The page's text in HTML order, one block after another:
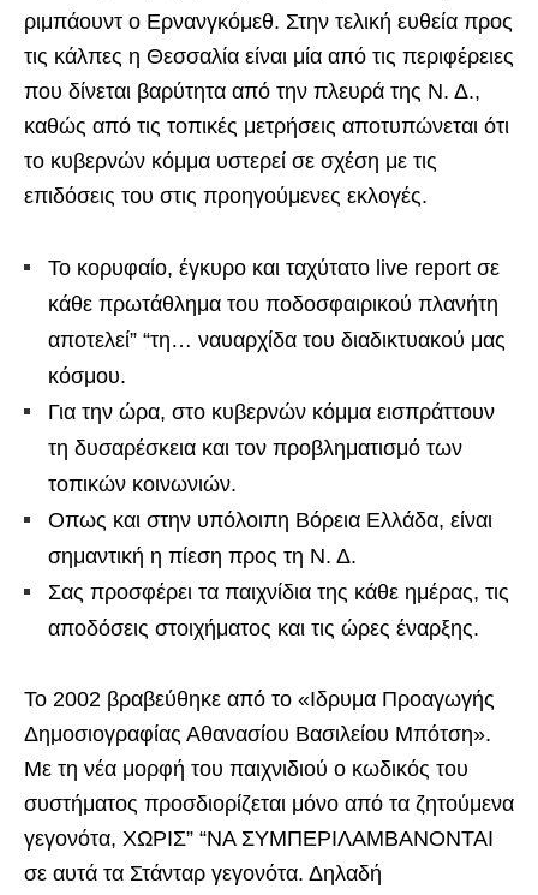
ριμπάουντ ο Ερνανγκόμεθ. Στην τελική ευθεία προς
τις κάλπες η Θεσσαλία είναι μία από τις περιφέρειες
που δίνεται βαρύτητα από την πλευρά της Ν. Δ.,
καθώς από τις τοπικές μετρήσεις αποτυπώνεται ότι
το κυβερνών κόμμα υστερεί σε σχέση με τις
επιδόσεις του στις προηγούμενες εκλογές.
Το κορυφαίο, έγκυρο και ταχύτατο live report σε
κάθε πρωτάθλημα του ποδοσφαιρικού πλανήτη
αποτελεί” “τη… ναυαρχίδα του διαδικτυακού μας
κόσμου.
Για την ώρα, στο κυβερνών κόμμα εισπράττουν
τη δυσαρέσκεια και τον προβληματισμό των
τοπικών κοινωνιών.
Οπως και στην υπόλοιπη Βόρεια Ελλάδα, είναι
σημαντική η πίεση προς τη Ν. Δ.
Σας προσφέρει τα παιχνίδια της κάθε ημέρας, τις
αποδόσεις στοιχήματος και τις ώρες έναρξης.
Το 2002 βραβεύθηκε από το «Ιδρυμα Προαγωγής
Δημοσιογραφίας Αθανασίου Βασιλείου Μπότση».
Με τη νέα μορφή του παιχνιδιού ο κωδικός του
συστήματος προσδιορίζεται μόνο από τα ζητούμενα
γεγονότα, ΧΩΡΙΣ” “ΝΑ ΣΥΜΠΕΡΙΛΑΜΒΑΝΟΝΤΑΙ
σε αυτά τα Στάνταρ γεγονότα. Δηλαδή